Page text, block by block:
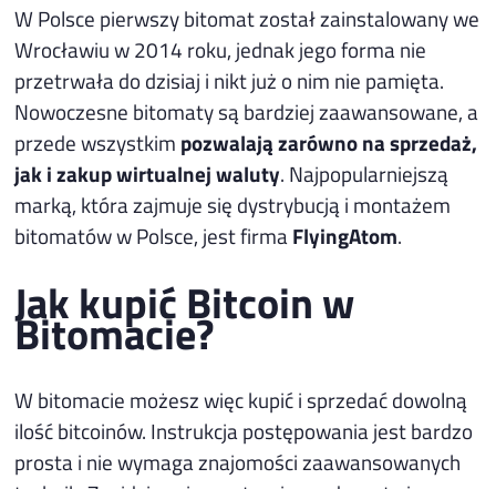
W Polsce pierwszy bitomat został zainstalowany we
Wrocławiu w 2014 roku, jednak jego forma nie
przetrwała do dzisiaj i nikt już o nim nie pamięta.
Nowoczesne bitomaty są bardziej zaawansowane, a
przede wszystkim pozwalają zarówno na sprzedaż,
jak i zakup wirtualnej waluty. Najpopularniejszą
marką, która zajmuje się dystrybucją i montażem
bitomatów w Polsce, jest firmaFlyingAtom.
Jak kupić Bitcoin w
Bitomacie?
W bitomacie możesz więc kupić i sprzedać dowolną
ilość bitcoinów. Instrukcja postępowania jest bardzo
prosta i nie wymaga znajomości zaawansowanych